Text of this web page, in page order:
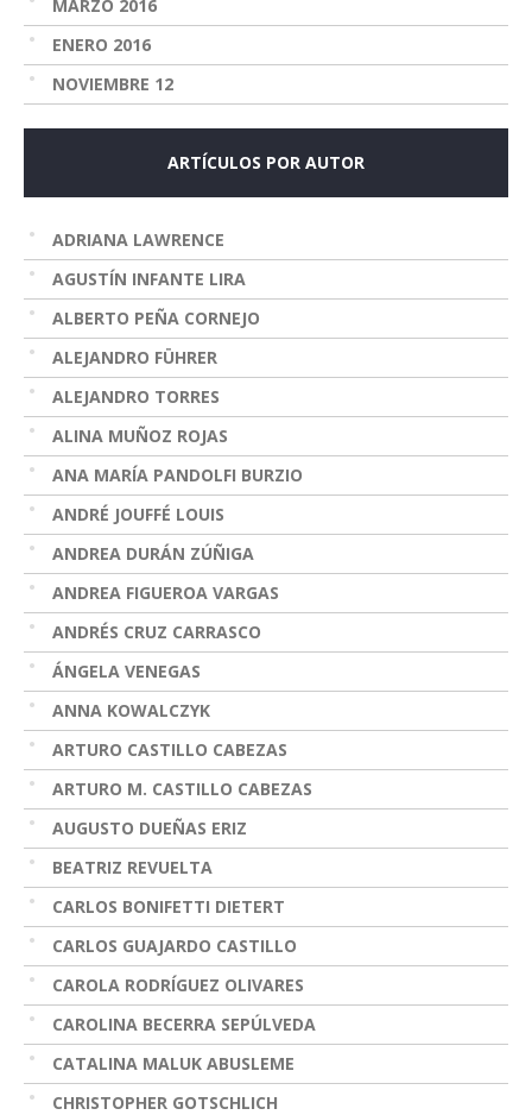
MARZO 2016
ENERO 2016
NOVIEMBRE 12
ARTÍCULOS POR AUTOR
ADRIANA LAWRENCE
AGUSTÍN INFANTE LIRA
ALBERTO PEÑA CORNEJO
ALEJANDRO FÜHRER
ALEJANDRO TORRES
ALINA MUÑOZ ROJAS
ANA MARÍA PANDOLFI BURZIO
ANDRÉ JOUFFÉ LOUIS
ANDREA DURÁN ZÚÑIGA
ANDREA FIGUEROA VARGAS
ANDRÉS CRUZ CARRASCO
ÁNGELA VENEGAS
ANNA KOWALCZYK
ARTURO CASTILLO CABEZAS
ARTURO M. CASTILLO CABEZAS
AUGUSTO DUEÑAS ERIZ
BEATRIZ REVUELTA
CARLOS BONIFETTI DIETERT
CARLOS GUAJARDO CASTILLO
CAROLA RODRÍGUEZ OLIVARES
CAROLINA BECERRA SEPÚLVEDA
CATALINA MALUK ABUSLEME
CHRISTOPHER GOTSCHLICH